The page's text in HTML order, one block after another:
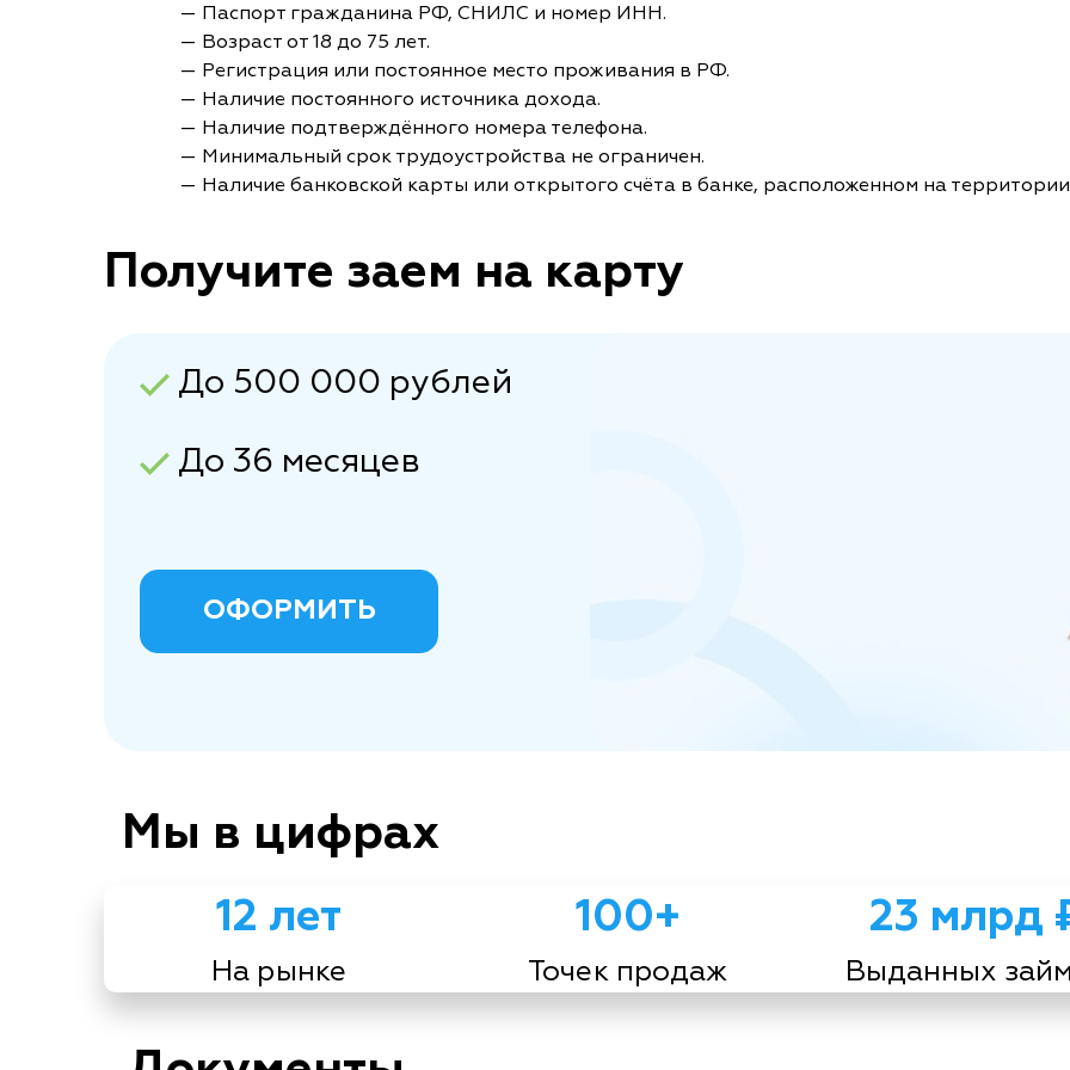
— Паспорт гражданина РФ, СНИЛС и номер ИНН.
— Возраст от 18 до 75 лет.
— Регистрация или постоянное место проживания в РФ.
— Наличие постоянного источника дохода.
— Наличие подтверждённого номера телефона.
— Минимальный срок трудоустройства не ограничен.
— Наличие банковской карты или открытого счёта в банке, расположенном на
Получите заем на карту
До 500 000 рублей
До 36 месяцев
ОФОРМИТЬ
Мы в цифрах
12 лет
На рынке
100+
Точек продаж
23 млрд
Выданных